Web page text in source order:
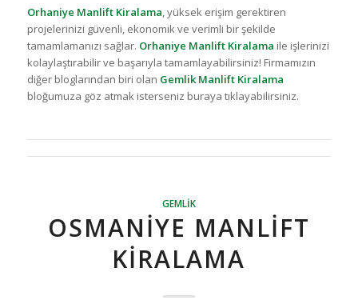
Orhaniye Manlift Kiralama, yüksek erişim gerektiren
projelerinizi güvenli, ekonomik ve verimli bir şekilde
tamamlamanızı sağlar. Orhaniye Manlift Kiralama ile işlerinizi
kolaylaştırabilir ve başarıyla tamamlayabilirsiniz! Firmamızın
diğer bloglarından biri olan Gemlik Manlift Kiralama
bloğumuza göz atmak isterseniz buraya tıklayabilirsiniz.
GEMLIK
OSMANIYE MANLIFT
KIRALAMA